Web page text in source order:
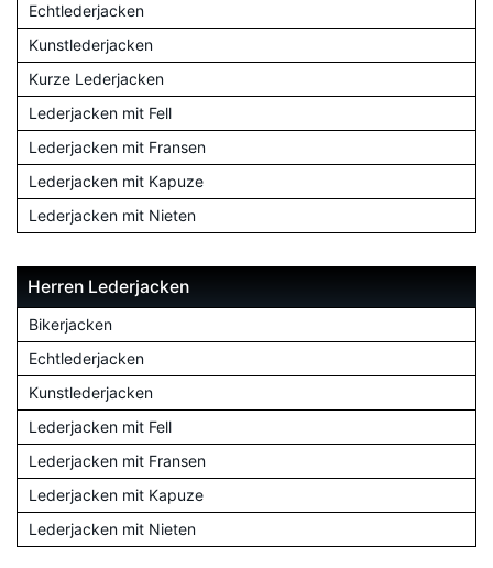
Echtlederjacken
Kunstlederjacken
Kurze Lederjacken
Lederjacken mit Fell
Lederjacken mit Fransen
Lederjacken mit Kapuze
Lederjacken mit Nieten
Herren Lederjacken
Bikerjacken
Echtlederjacken
Kunstlederjacken
Lederjacken mit Fell
Lederjacken mit Fransen
Lederjacken mit Kapuze
Lederjacken mit Nieten